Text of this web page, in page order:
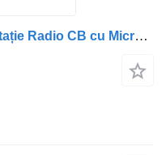
Autoradio President Harry II Stație Radio CB cu Microfon pour camion Scania